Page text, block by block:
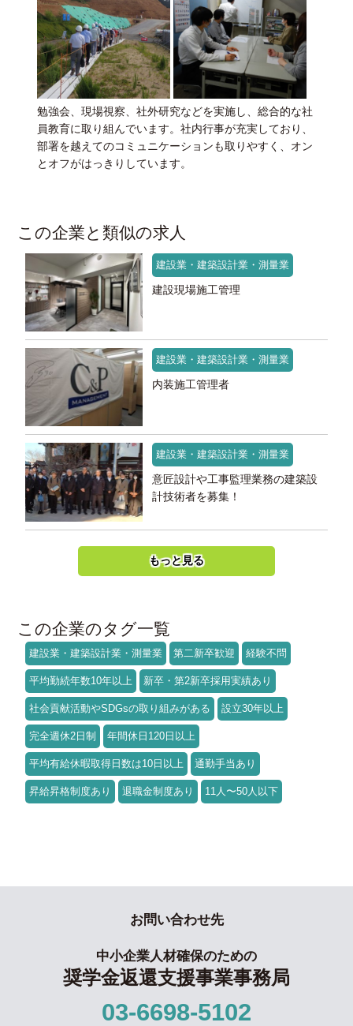
勉強会、現場視察、社外研究などを実施し、総合的な社
員教育に取り組んでいます。社内行事が充実しており、
部署を越えてのコミュニケーションも取りやすく、オン
とオフがはっきりしています。
この企業と類似の求人
建設業・建築設計業・測量業
建設現場施工管理
建設業・建築設計業・測量業
内装施工管理者
建設業・建築設計業・測量業
意匠設計や工事監理業務の建築設
計技術者を募集！
もっと見る
この企業のタグ一覧
建設業・建築設計業・測量業 第二新卒歓迎 経験不問
平均勤続年数10年以上 新卒・第2新卒採用実績あり
社会貢献活動やSDGsの取り組みがある 設立30年以上
完全週休2日制 年間休日120日以上
平均有給休暇取得日数は10日以上 通勤手当あり
昇給昇格制度あり 退職金制度あり 11人〜50人以下
お問い合わせ先
中小企業人材確保のための
奨学金返還支援事業事務局
03-6698-5102